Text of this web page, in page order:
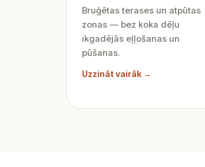
Bruģētas terases un atpūtas
zonas — bez koka dēļu
ikgadējās eļļošanas un
pūšanas.
Uzzināt vairāk →